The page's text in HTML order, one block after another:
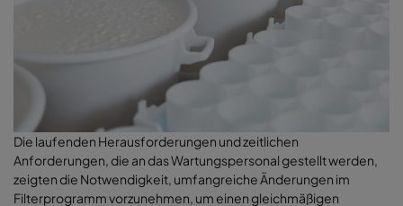
Die laufenden Herausforderungen und zeitlichen
Anforderungen, die an das Wartungspersonal gestellt werden,
zeigten die Notwendigkeit, umfangreiche Änderungen im
Filterprogramm vorzunehmen, um einen gleichmäßigen